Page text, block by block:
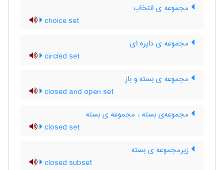
مجموعه ی انتخاب
choice set
مجموعه ی دایره ای
circled set
مجموعه ی بسته و باز
closed and open set
مجموعه‌ی بسته ، مجموعه ی بسته
closed set
زیرمجموعه ی بسته
closed subset